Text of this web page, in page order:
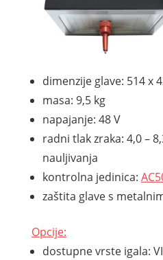
dimenzije glave: 514 x
masa: 9,5 kg
napajanje: 48 V
radni tlak zraka: 4,0 –
nauljivanja
kontrolna jedinica:
zaštita glave s
Opcije:
dostupne vrste igala: